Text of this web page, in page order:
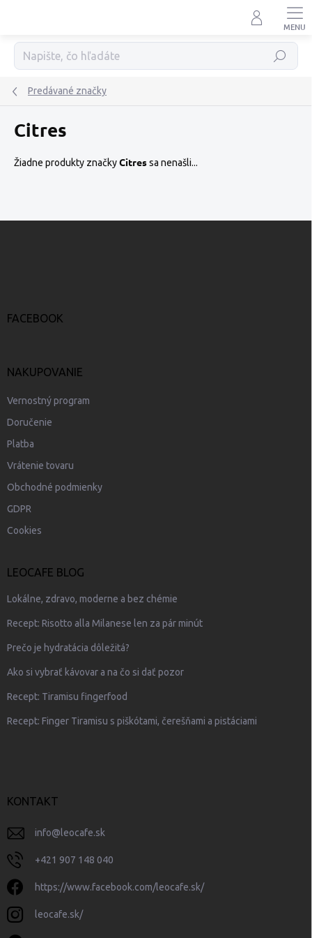
Hľadať
Predávané značky
Citres
Žiadne produkty značkyCitressa nenašli...
FACEBOOK
NAKUPOVANIE
Vernostný program
Doručenie
Platba
Vrátenie tovaru
Obchodné podmienky
GDPR
Cookies
LEOCAFE BLOG
Lokálne, zdravo, moderne a bez chémie
Recept: Risotto alla Milanese len za pár minút
Prečo je hydratácia dôležitá?
Ako si vybrať kávovar a na čo si dať pozor
Recept: Tiramisu fingerfood
Recept: Finger Tiramisu s piškótami, čerešňami a pistáciami
KONTAKT
info@leocafe.sk
+421 907 148 040
https://www.facebook.com/leocafe.sk/
leocafe.sk/